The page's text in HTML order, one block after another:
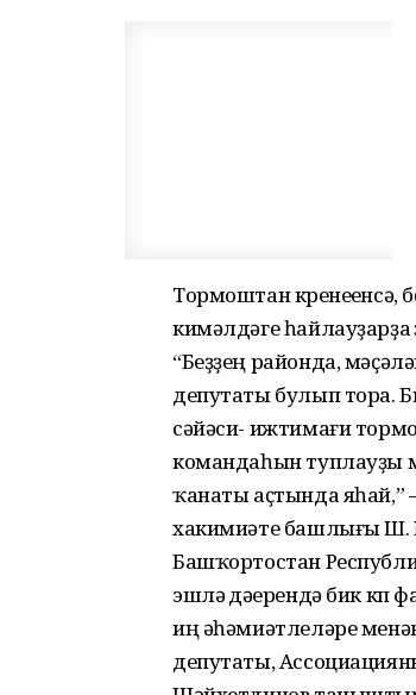
Тормоштан
кимәлдәге
“Беҙҙең районда,
депутаты булып тора.
сәйәси- ижтимағи
командаһын туплауҙы
ҡанаты аҫтында
хакимиәте башлығы Ш.
Башҡортостан
эшләү дәүерендә бик
иң әһәмиәтлеләре
депутаты,